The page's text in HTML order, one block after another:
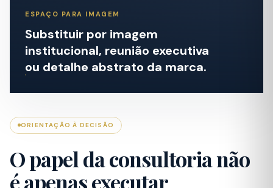
ESPAÇO PARA IMAGEM
Substituir por imagem
institucional, reunião executiva
ou detalhe abstrato da marca.
ORIENTAÇÃO À DECISÃO
O papel da consultoria não
é apenas executar